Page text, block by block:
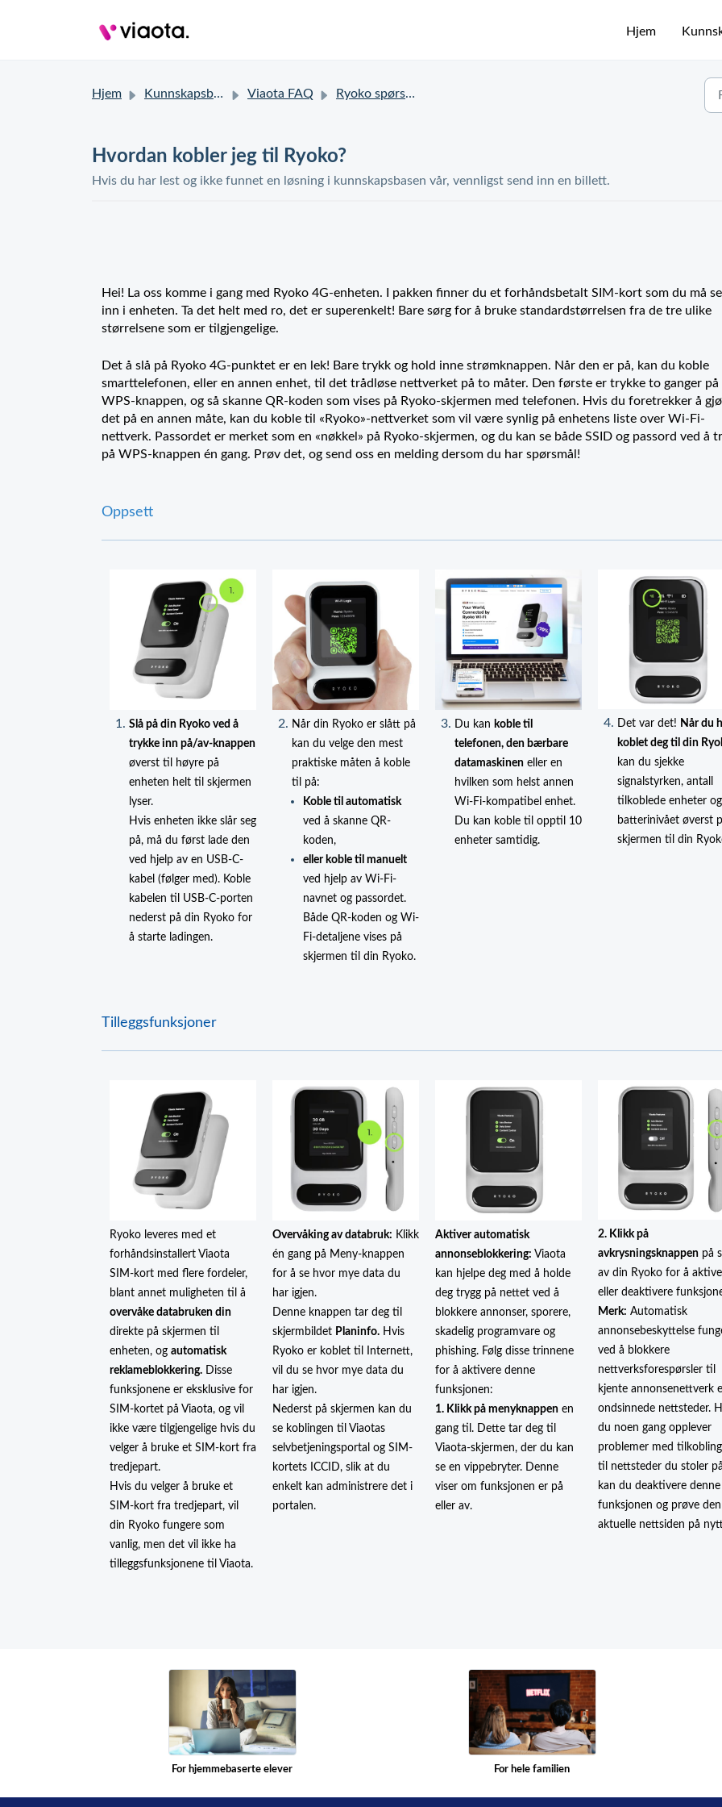
Hjem
Hjem Kunnskapsbase Viaota FAQ Ryoko spørsmål
Hvordan kobler jeg til Ryoko?
Hvis du har lest og ikke funnet en løsning i kunnskapsbasen vår, vennligst send inn en billett.
Hei! La oss komme i gang med Ryoko 4G-enheten. I pakken finner du et forhåndsbetalt SIM-kort som du må
inn i enheten. Ta det helt med ro, det er superenkelt! Bare sørg for å bruke standardstørrelsen fra de tre ulike
størrelsene som er tilgjengelige.
Det å slå på Ryoko 4G-punktet er en lek! Bare trykk og hold inne strømknappen. Når den er på, kan du koble
smarttelefonen, eller en annen enhet, til det trådløse nettverket på to måter. Den første er trykke to ganger på
WPS-knappen, og så skanne QR-koden som vises på Ryoko-skjermen med telefonen. Hvis du foretrekker å
det på en annen måte, kan du koble til «Ryoko»-nettverket som vil være synlig på enhetens liste over Wi-Fi-
nettverk. Passordet er merket som en «nøkkel» på Ryoko-skjermen, og du kan se både SSID og passord ved å
på WPS-knappen én gang. Prøv det, og send oss en melding dersom du har spørsmål!
Oppsett
Slå på din Ryoko ved å
trykke inn på/av-knappen
øverst til høyre på
enheten helt til skjermen
lyser.
Hvis enheten ikke slår seg
på, må du først lade den
ved hjelp av en USB-C-
kabel (følger med). Koble
kabelen til USB-C-porten
nederst på din Ryoko for
å starte ladingen.
Når din Ryoko er slått på
kan du velge den mest
praktiske måten å koble
til på:
Koble til automatisk
ved å skanne QR-
koden,
eller koble til manuelt
ved hjelp av Wi-Fi-
navnet og passordet.
Både QR-koden og Wi-
Fi-detaljene vises på
skjermen til din Ryoko.
Du kan koble til
telefonen, den bærbare
datamaskinen eller en
hvilken som helst annen
Wi-Fi-kompatibel enhet.
Du kan koble til opptil 10
enheter samtidig.
Det var det! Når du
koblet deg til din
kan du sjekke
signalstyrken, antall
tilkoblede enheter og
batterinivået øverst
skjermen til din
Tilleggsfunksjoner
Ryoko leveres med et
forhåndsinstallert Viaota
SIM-kort med flere fordeler,
blant annet muligheten til å
overvåke databruken din
direkte på skjermen til
enheten, og automatisk
reklameblokkering. Disse
funksjonene er eksklusive for
SIM-kortet på Viaota, og vil
ikke være tilgjengelige hvis du
velger å bruke et SIM-kort fra
tredjepart.
Hvis du velger å bruke et
SIM-kort fra tredjepart, vil
din Ryoko fungere som
vanlig, men det vil ikke ha
tilleggsfunksjonene til Viaota.
Overvåking av databruk: Klikk
én gang på Meny-knappen
for å se hvor mye data du
har igjen.
Denne knappen tar deg til
skjermbildet Planinfo. Hvis
Ryoko er koblet til Internett,
vil du se hvor mye data du
har igjen.
Nederst på skjermen kan du
se koblingen til Viaotas
selvbetjeningsportal og SIM-
kortets ICCID, slik at du
enkelt kan administrere det i
portalen.
Aktiver automatisk
annonseblokkering: Viaota
kan hjelpe deg med å holde
deg trygg på nettet ved å
blokkere annonser, sporere,
skadelig programvare og
phishing. Følg disse trinnene
for å aktivere denne
funksjonen:
1. Klikk på menyknappen en
gang til. Dette tar deg til
Viaota-skjermen, der du kan
se en vippebryter. Denne
viser om funksjonen er på
eller av.
2. Klikk på
avkrysningsknappen på
av din Ryoko for å
eller deaktivere
Merk: Automatisk
annonsebeskyttelse
ved å blokkere
nettverksforespørsler til
kjente annonsenettverk
ondsinnede nettsteder.
du noen gang opplever
problemer med
til nettsteder du stoler
kan du deaktivere denne
funksjonen og prøve den
aktuelle nettsiden på
For hjemmebaserte elever For hele familien